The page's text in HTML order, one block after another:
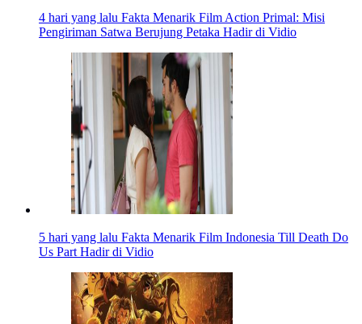
4 hari yang lalu Fakta Menarik Film Action Primal: Misi
Pengiriman Satwa Berujung Petaka Hadir di Vidio
5 hari yang lalu Fakta Menarik Film Indonesia Till Death Do
Us Part Hadir di Vidio